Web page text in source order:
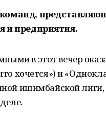
и предприятия.
в этот вечер
хочется») и
ишимбайской